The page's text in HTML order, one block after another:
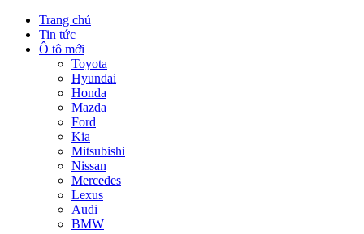
Trang chủ
Tin tức
Ô tô mới
Toyota
Hyundai
Honda
Mazda
Ford
Kia
Mitsubishi
Nissan
Mercedes
Lexus
Audi
BMW